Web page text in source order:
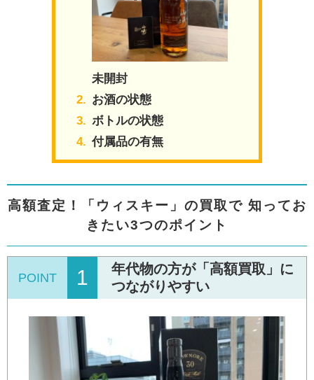
未開封
お酒の状態
ボトルの状態
付属品の有無
高額査定！「ウィスキー」の買取で 知ってお
きたい3つのポイント
POINT 1
年代物の方が「高額買取」に
つながりやすい